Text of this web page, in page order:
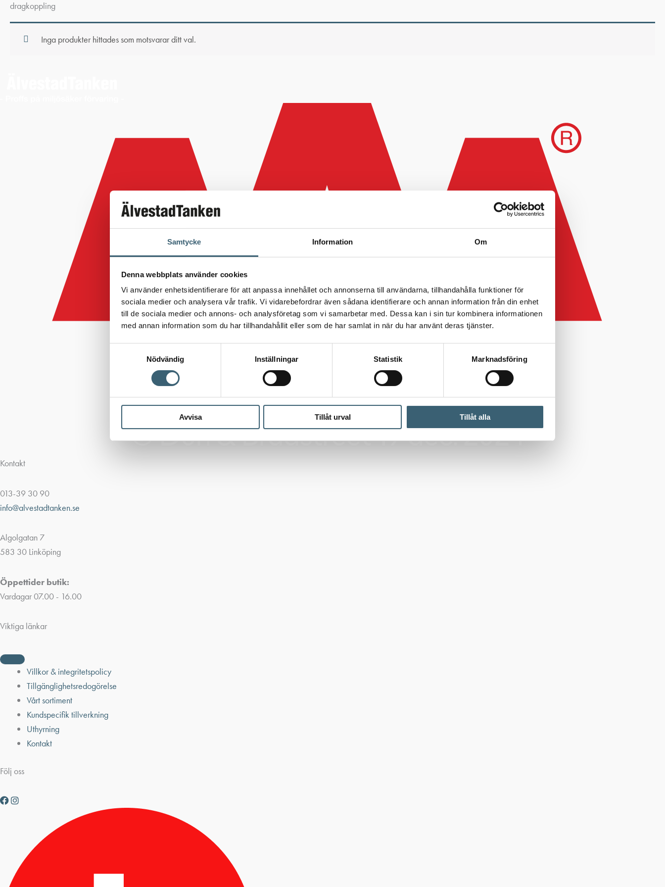
Samtycke Information Om
Denna webbplats använder cookies
Vi använder enhetsidentifierare för att anpassa innehållet och annonserna till användarna, tillhandahålla funktioner för
sociala medier och analysera vår trafik. Vi vidarebefordrar även sådana identifierare och annan information från din enhet
till de sociala medier och annons- och analysföretag som vi samarbetar med. Dessa kan i sin tur kombinera informationen
med annan information som du har tillhandahållit eller som de har samlat in när du har använt deras tjänster.
Nödvändig
Inställningar Statistik Marknadsföring
Avvisa Tillåt urval Tillåt alla
dragkoppling
Inga produkter hittades som motsvarar ditt val.
Kontakt
013-39 30 90
info@alvestadtanken.se
Algolgatan 7
583 30 Linköping
Öppettider butik:
Vardagar 07.00 - 16.00
Viktiga länkar
Villkor & integritetspolicy
Tillgänglighetsredogörelse
Vårt sortiment
Kundspecifik tillverkning
Uthyrning
Kontakt
Följ oss